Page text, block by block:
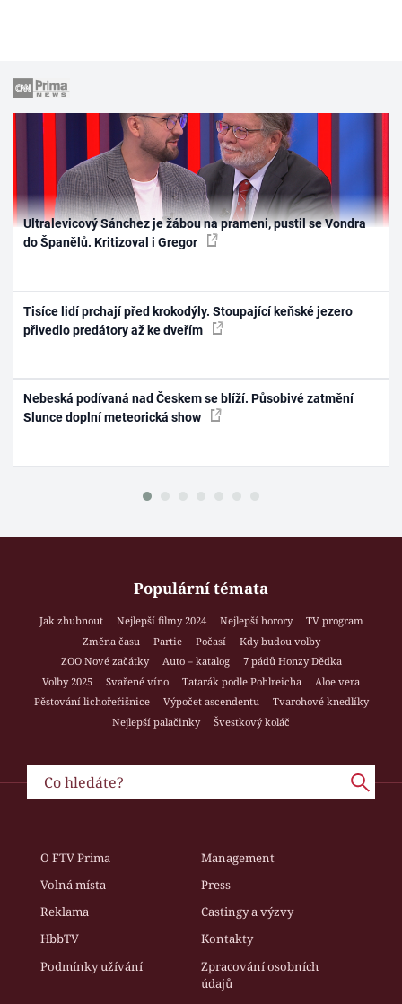
Ultralevicový Sánchez je žábou na prameni, pustil se Vondra
do Španělů. Kritizoval i Gregor
Tisíce lidí prchají před krokodýly. Stoupající keňské jezero
přivedlo predátory až ke dveřím
Nebeská podívaná nad Českem se blíží. Působivé zatmění
Slunce doplní meteorická show
Populární témata
Jak zhubnout Nejlepší filmy 2024 Nejlepší horory
TV program
Změna času
Partie Počasí
Kdy budou volby
ZOO Nové začátky
Auto – katalog
7 pádů Honzy Dědka
Volby 2025
Svařené víno Tatarák podle Pohlreicha
Aloe vera
Pěstování lichořeřišnice
Výpočet ascendentu
Tvarohové knedlíky
Nejlepší palačinky
Švestkový koláč
O FTV Prima
Management
Volná místa
Press
Reklama
Castingy a výzvy
HbbTV
Kontakty
Podmínky užívání
Zpracování osobních
údajů